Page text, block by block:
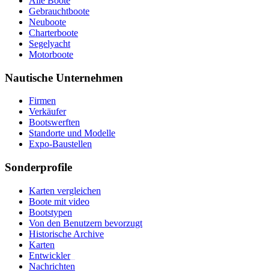
Gebrauchtboote
Neuboote
Charterboote
Segelyacht
Motorboote
Nautische Unternehmen
Firmen
Verkäufer
Bootswerften
Standorte und Modelle
Expo-Baustellen
Sonderprofile
Karten vergleichen
Boote mit video
Bootstypen
Von den Benutzern bevorzugt
Historische Archive
Karten
Entwickler_
Nachrichten